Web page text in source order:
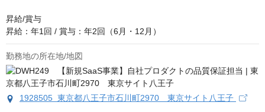
昇給/賞与
昇給：年1回 / 賞与：年2回（6月・12月）
勤務地の所在地/地図
1928505 東京都八王子市石川町2970 東京サイト八王子